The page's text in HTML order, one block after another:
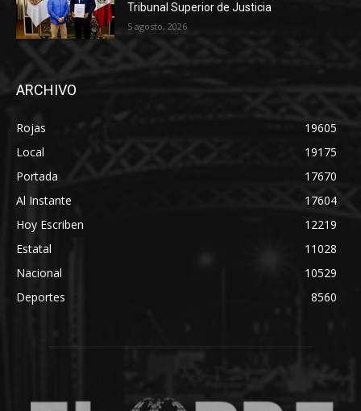
Tribunal Superior de Justicia
5 agosto, 2026
ARCHIVO
Rojas
19605
Local
19175
Portada
17670
Al Instante
17604
Hoy Escriben
12219
Estatal
11028
Nacional
10529
Deportes
8560